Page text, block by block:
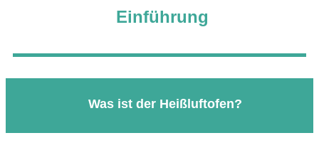
Einführung
Was ist der Heißluftofen?